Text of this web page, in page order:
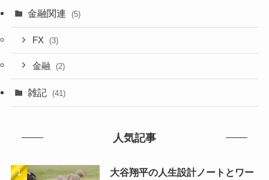
金融関連 (5)
FX (3)
金融 (2)
雑記 (41)
人気記事
大谷翔平の人生設計ノートとワー